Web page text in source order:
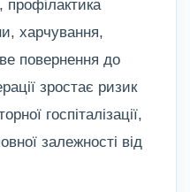
профілактика
харчування,
повернення до
зростає ризик
госпіталізації,
залежності від